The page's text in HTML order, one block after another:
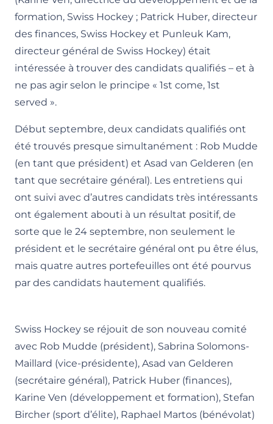
formation, Swiss Hockey ; Patrick Huber, directeur
des finances, Swiss Hockey et Punleuk Kam,
directeur général de Swiss Hockey) était
intéressée à trouver des candidats qualifiés – et à
ne pas agir selon le principe « 1st come, 1st
served ».
Début septembre, deux candidats qualifiés ont
été trouvés presque simultanément : Rob Mudde
(en tant que président) et Asad van Gelderen (en
tant que secrétaire général). Les entretiens qui
ont suivi avec d’autres candidats très intéressants
ont également abouti à un résultat positif, de
sorte que le 24 septembre, non seulement le
président et le secrétaire général ont pu être élus,
mais quatre autres portefeuilles ont été pourvus
par des candidats hautement qualifiés.
Swiss Hockey se réjouit de son nouveau comité
avec Rob Mudde (président), Sabrina Solomons-
Maillard (vice-présidente), Asad van Gelderen
(secrétaire général), Patrick Huber (finances),
Karine Ven (développement et formation), Stefan
Bircher (sport d’élite), Raphael Martos (bénévolat)